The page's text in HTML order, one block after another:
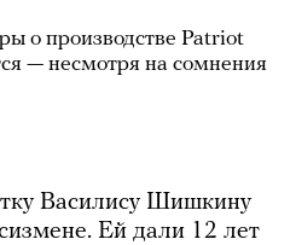
о производстве Patriot
— несмотря на сомнения
Василису Шишкину
Ей дали 12 лет